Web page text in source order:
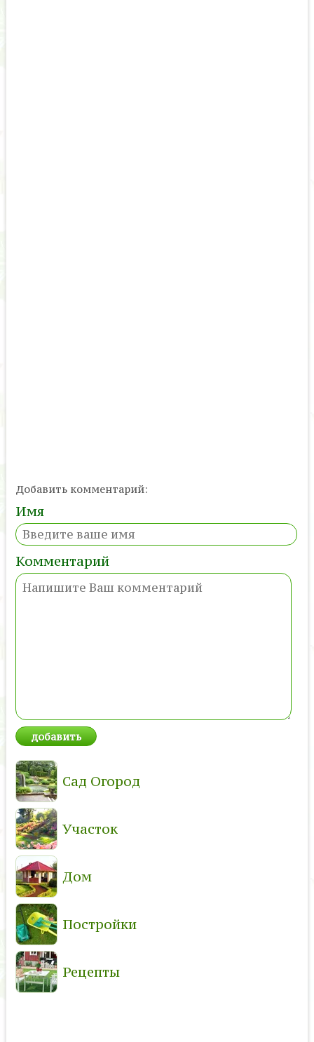
Добавить комментарий:
Имя
Комментарий
Сад Огород
Участок
Дом
Постройки
Рецепты